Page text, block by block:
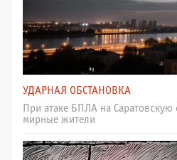
УДАРНАЯ ОБСТАНОВКА
При атаке БПЛА на Саратовскую
мирные жители